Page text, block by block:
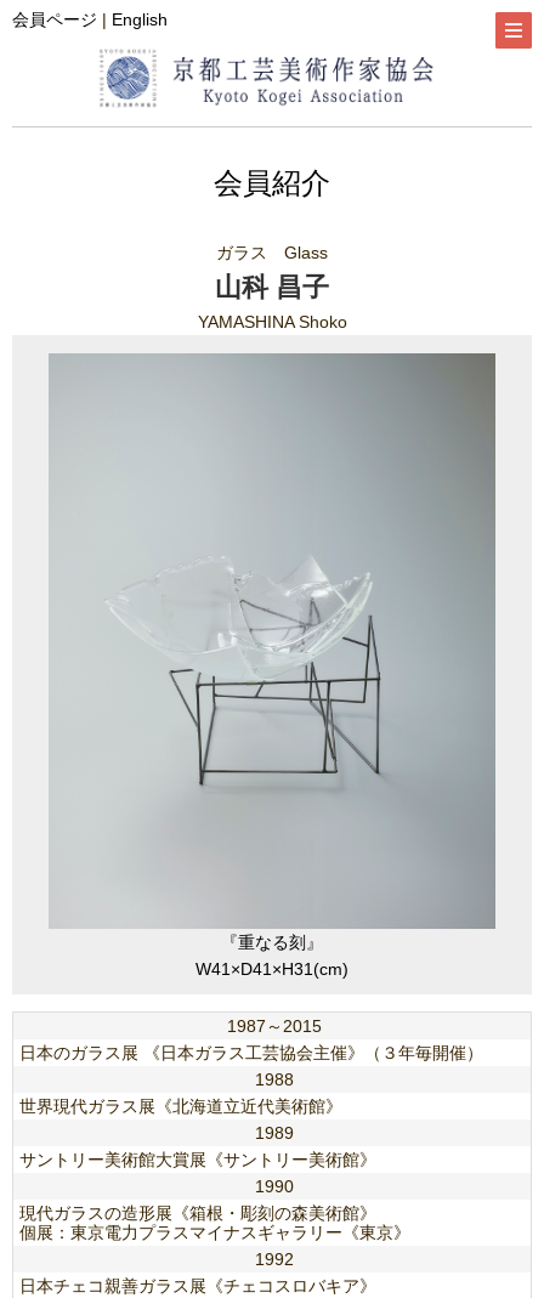
会員ページ | English
会員紹介
ガラス Glass
山科 昌子
YAMASHINA Shoko
『重なる刻』
W41×D41×H31(cm)
1987～2015
日本のガラス展 《日本ガラス工芸協会主催》（３年毎開催）
1988
世界現代ガラス展《北海道立近代美術館》
1989
サントリー美術館大賞展《サントリー美術館》
1990
現代ガラスの造形展《箱根・彫刻の森美術館》
個展：東京電力プラスマイナスギャラリー《東京》
1992
日本チェコ親善ガラス展《チェコスロバキア》